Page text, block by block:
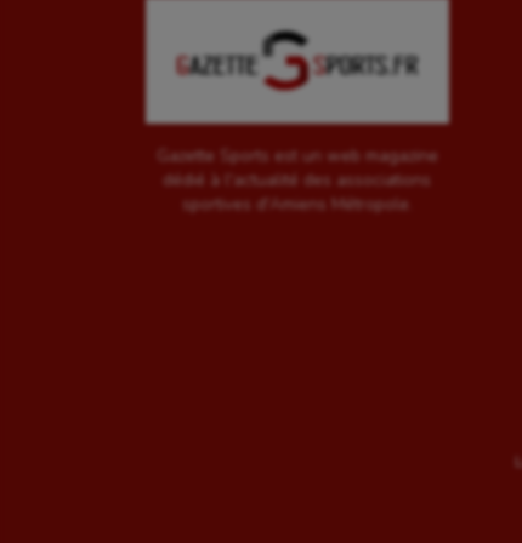
Gazette Sports est un web magazine
dédié à l'actualité des associations
sportives d'Amiens Métropole.